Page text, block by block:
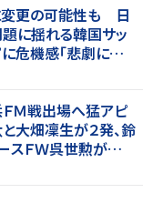
変更の可能性も 日
に揺れる韓国サッ
危機感「悲劇に見
ＦＭ戦出場へ猛アピ
畑凜生が２発、鈴
ＦＷ呉世勲が出